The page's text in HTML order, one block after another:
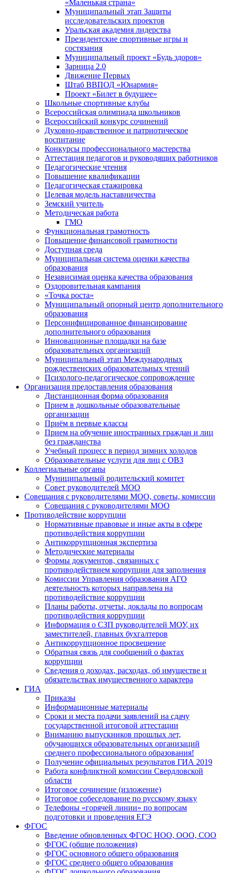
«Маленькая страна»
Муниципальный этап Защиты
исследовательских проектов
Уральская академия лидерства
Президентские спортивные игры и
состязания
Муниципальный проект «Будь здоров»
Зарница 2.0
Движение Первых
Штаб ВВПОД «Юнармия»
Проект «Билет в будущее»
Школьные спортивные клубы
Всероссийская олимпиада школьников
Всероссийский конкурс сочинений
Духовно-нравственное и патриотическое
воспитание
Конкурсы профессионального мастерства
Аттестация педагогов и руководящих работников
Педагогические чтения
Повышение квалификации
Педагогическая стажировка
Целевая модель наставничества
Земский учитель
Методическая работа
ГМО
Функциональная грамотность
Повышение финансовой грамотности
Доступная среда
Муниципальная система оценки качества
образования
Независимая оценка качества образования
Оздоровительная кампания
«Точка роста»
Муниципальный опорный центр дополнительного
образования
Персонифицированное финансирование
дополнительного образования
Инновационные площадки на базе
образовательных организаций
Муниципальный этап Международных
рождественских образовательных чтений
Психолого-педагогическое сопровождение
Организация предоставления образования
Дистанционная форма образования
Прием в дошкольные образовательные
организации
Приём в первые классы
Прием на обучение иностранных граждан и лиц
без гражданства
Учебный процесс в период зимних холодов
Образовательные услуги для лиц с ОВЗ
Коллегиальные органы
Муниципальный родительский комитет
Совет руководителей МОО
Совещания с руководителями МОО, советы, комиссии
Совещания с руководителями МОО
Противодействие коррупции
Нормативные правовые и иные акты в сфере
противодействия коррупции
Антикоррупционная экспертиза
Методические материалы
Формы документов, связанных с
противодействием коррупции для заполнения
Комиссии Управления образования АГО
деятельность которых направлена на
противодействие коррупции
Планы работы, отчеты, доклады по вопросам
противодействия коррупции
Информация о СЗП руководителей МОУ, их
заместителей, главных бухгалтеров
Антикоррупционное просвещение
Обратная связь для сообщений о фактах
коррупции
Сведения о доходах, расходах, об имуществе и
обязательствах имущественного характера
ГИА
Приказы
Информационные материалы
Сроки и места подачи заявлений на сдачу
государственной итоговой аттестации
Вниманию выпускников прошлых лет,
обучающихся образовательных организаций
среднего профессионального образования!
Получение официальных результатов ГИА 2019
Работа конфликтной комиссии Свердловской
области
Итоговое сочинение (изложение)
Итоговое собеседование по русскому языку
Телефоны «горячей линии» по вопросам
подготовки и проведения ЕГЭ
ФГОС
Введение обновленных ФГОС НОО, ООО, СОО
ФГОС (общие положения)
ФГОС основного общего образования
ФГОС среднего общего образования